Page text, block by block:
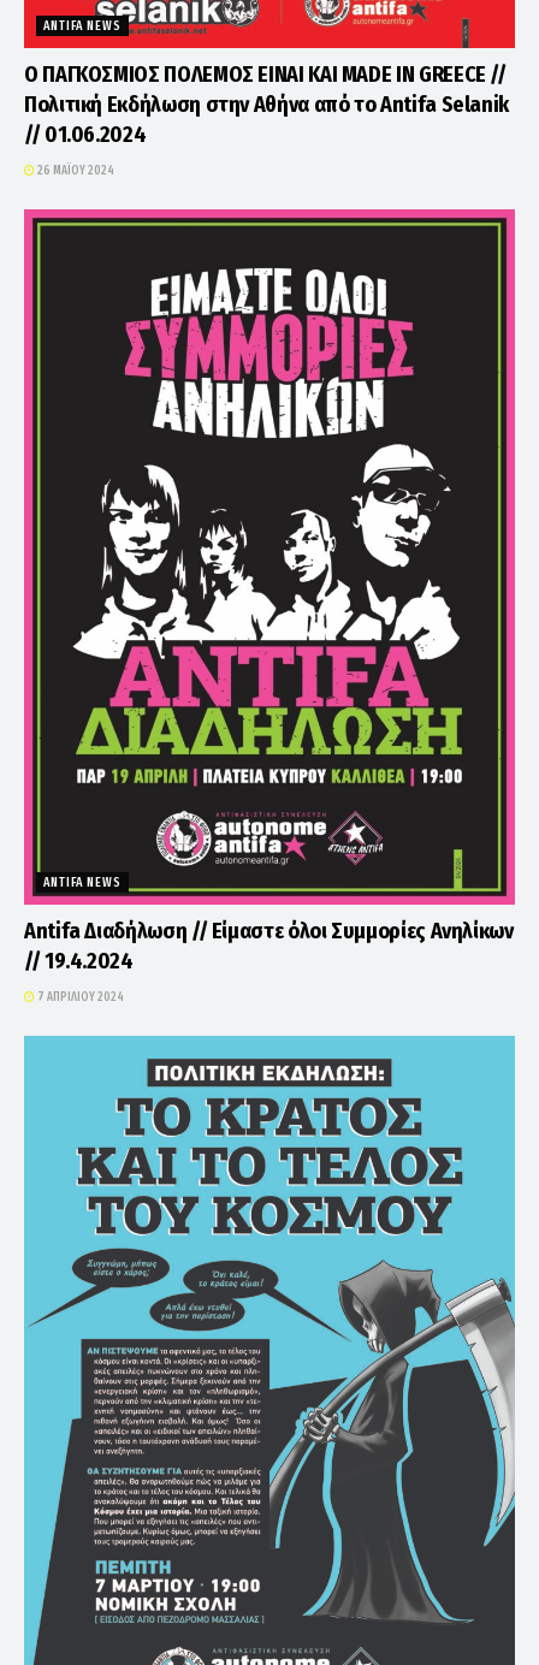
ANTIFA NEWS
Ο ΠΑΓΚΟΣΜΙΟΣ ΠΟΛΕΜΟΣ ΕΙΝΑΙ ΚΑΙ MADE IN GREECE //
Πολιτική Εκδήλωση στην Αθήνα από το Antifa Selanik
// 01.06.2024
26 ΜΑΪ́ΟΥ 2024
ANTIFA NEWS
Antifa Διαδήλωση // Είμαστε όλοι Συμμορίες Ανηλίκων
// 19.4.2024
7 ΑΠΡΙΛΊΟΥ 2024